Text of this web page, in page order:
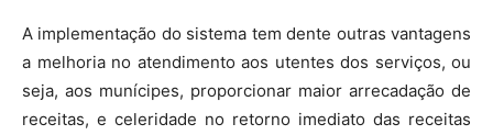
A implementação do sistema tem dente outras vantagens
a melhoria no atendimento aos utentes dos serviços, ou
seja, aos munícipes, proporcionar maior arrecadação de
receitas, e celeridade no retorno imediato das receitas